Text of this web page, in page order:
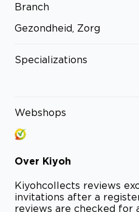
Branch
Gezondheid, Zorg
Specializations
Webshops
Over Kiyoh
Kiyohcollects reviews
invitations after a
reviews are checked for